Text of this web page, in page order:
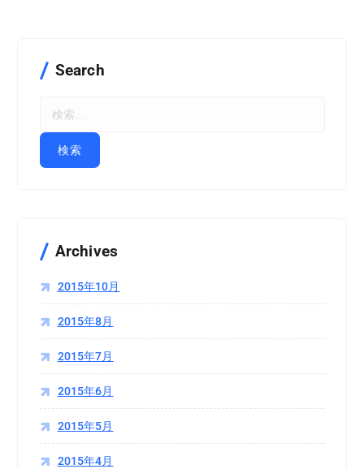
Search
:
Archives
2015年10月
2015年8月
2015年7月
2015年6月
2015年5月
2015年4月